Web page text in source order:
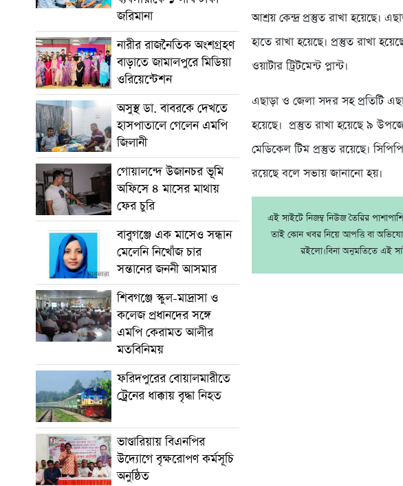
জরিমানা
নারীর রাজনৈতিক অংশগ্রহণ
বাড়াতে জামালপুরে মিডিয়া
ওরিয়েন্টেশন
অসুস্থ ডা. বাবরকে দেখতে
হাসপাতালে গেলেন এমপি
জিলানী
গোয়ালন্দে উজানচর ভূমি
অফিসে ৪ মাসের মাথায়
ফের চুরি
বাবুগঞ্জে এক মাসেও সন্ধান
মেলেনি নিখোঁজ চার
সন্তানের জননী আসমার
শিবগঞ্জে স্কুল-মাদ্রাসা ও
কলেজ প্রধানদের সঙ্গে
এমপি কেরামত আলীর
মতবিনিময়
ফরিদপুরের বোয়ালমারীতে
ট্রেনের ধাক্কায় বৃদ্ধা নিহত
ভাণ্ডারিয়ায় বিএনপির
উদ্যোগে বৃক্ষরোপণ কর্মসূচি
অনুষ্ঠিত
আশ্রয় কেন্দ্র প্রস্তুত রাখা হয়েছে।
হাতে রাখা হয়েছে। প্রস্তুত রাখা
ওয়াটার ট্রিটমেন্ট প্লান্ট।
এছাড়া ও জেলা সদর সহ প্রতিটি
হয়েছে। প্রস্তুত রাখা হয়েছে ৯
মেডিকেল টিম প্রস্তুত রয়েছে।
রয়েছে বলে সভায় জানানো হয়।
এই সাইটে নিজম্ব নিউজ তৈরির
তাই কোন খবর নিয়ে আপত্তি বা
রইলো।বিনা অনুমতিতে এই